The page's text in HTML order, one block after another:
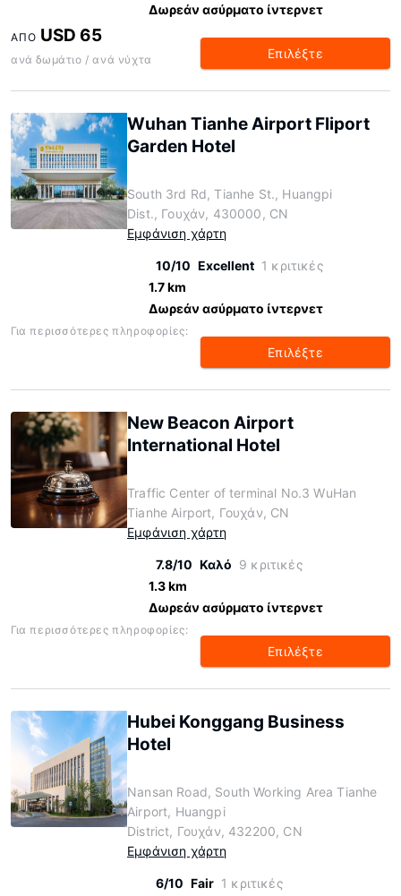
Δωρεάν ασύρματο ίντερνετ
ΑΠΌ USD 65
ανά δωμάτιο / ανά νύχτα Επιλέξτε
Wuhan Tianhe Airport Fliport
Garden Hotel
South 3rd Rd, Tianhe St., Huangpi
Dist., Γουχάν, 430000, CN
Εμφάνιση χάρτη
10/10 Excellent 1 κριτικές
1.7 km
Δωρεάν ασύρματο ίντερνετ
Για περισσότερες πληροφορίες:
Επιλέξτε
New Beacon Airport
International Hotel
Traffic Center of terminal No.3 WuHan
Tianhe Airport, Γουχάν, CN
Εμφάνιση χάρτη
7.8/10 Καλό 9 κριτικές
1.3 km
Δωρεάν ασύρματο ίντερνετ
Για περισσότερες πληροφορίες:
Επιλέξτε
Hubei Konggang Business
Hotel
Nansan Road, South Working Area Tianhe
Airport, Huangpi
District, Γουχάν, 432200, CN
Εμφάνιση χάρτη
6/10 Fair 1 κριτικές